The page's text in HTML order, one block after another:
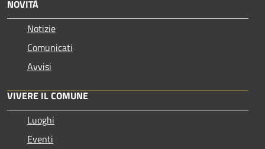
NOVITÀ
Notizie
Comunicati
Avvisi
VIVERE IL COMUNE
Luoghi
Eventi